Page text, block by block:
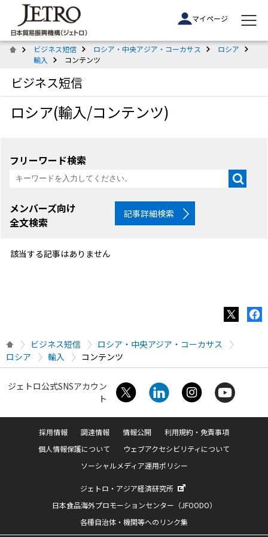
マイページ
ビジネス短信 ロシア・中央アジア・コーカサス
ロシア
輸入
コンテンツ
ビジネス短信
ロシア(輸入/コンテンツ)
フリーワード検索
メンバーズ向け
全文検索
記事詳細検索
該当する記事はありません
ビジネス短信
ロシア・中央アジア・コーカサス
ロシア
輸入 コンテンツ
ジェトロ公式SNSアカウン
ト
採用情報 調達情報 情報公開
利用規約・免責事項
個人情報保護について
ウェブアクセシビリティについて
ソーシャルメディア運用ポリシー
ジェトロ・アジア経済研究所
日本食品海外プロモーションセンター（JFOODO）
各種自治体・機関等へのリンク集